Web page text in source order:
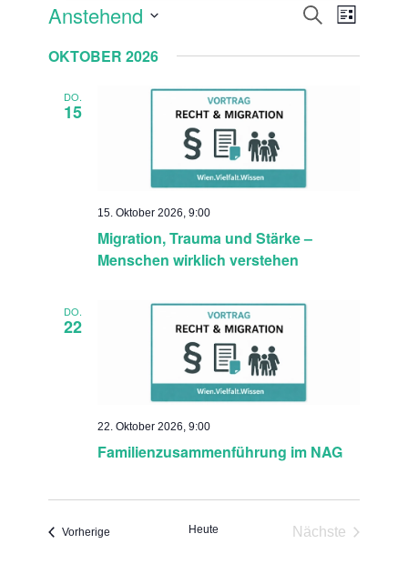
Veranstaltungen SucheListe
Anstehend
wählen.
OKTOBER 2026
DO.
15
Migration, Trauma und Stärke –
Menschen wirklich verstehen
15. Oktober 2026, 9:00
DO.
22
Familienzusammenführung im NAG
22. Oktober 2026, 9:00
Vorherige VeranstaltungenHeute
Nächste